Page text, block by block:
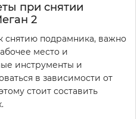
при снятии
2
снятию подрамника, важно
место и
инструменты и
в зависимости от
стоит составить